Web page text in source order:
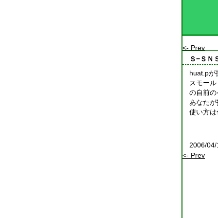
<- Prev
Ｓ−ＳＮ
huat.pが
スモー
の自前
あなた
使い方
2006/
<- Prev